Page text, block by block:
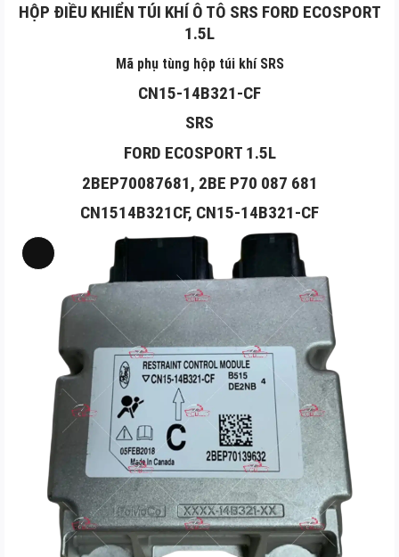
HỘP ĐIỀU KHIỂN TÚI KHÍ Ô TÔ SRS FORD ECOSPORT
1.5L
Mã phụ tùng hộp túi khí SRS
CN15-14B321-CF
SRS
FORD ECOSPORT 1.5L
2BEP70087681, 2BE P70 087 681
CN1514B321CF, CN15-14B321-CF
Long
phẩm